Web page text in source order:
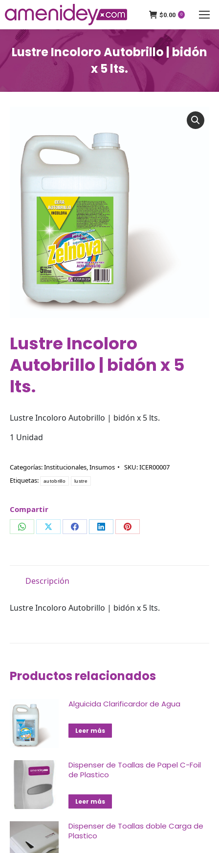
$0.00 0
Lustre Incoloro Autobrillo | bidón
x 5 lts.
Lustre Incoloro
Autobrillo | bidón x 5
lts.
Lustre Incoloro Autobrillo | bidón x 5 lts.
1 Unidad
Categorías:Institucionales,Insumos SKU:ICER00007
Etiquetas:
autobrillo lustre
Compartir
CompartirCompartirCompartirCompartirCompartir
Descripción
Lustre Incoloro Autobrillo | bidón x 5 lts.
Productos relacionados
Alguicida Clarificardor de Agua
Leer más
Dispenser de Toallas de Papel C-Foil
de Plastico
Leer más
Dispenser de Toallas doble Carga de
Plastico